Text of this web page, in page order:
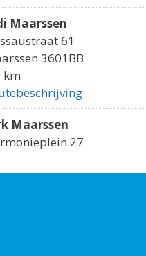
Maarssen
61
3601BB
km
Maarssen
27
km